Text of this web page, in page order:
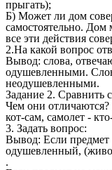
прыгать);
Б) Может ли дом
самостоятельно. Дом
все эти действия
2.На какой вопрос
Вывод: слова,
одушевленными.
неодушевленными.
Задание 2. Сравнить
Чем они
кот-сам, самолет -
3. Задать вопрос:
Вывод: Если предмет
одушевленный,
.